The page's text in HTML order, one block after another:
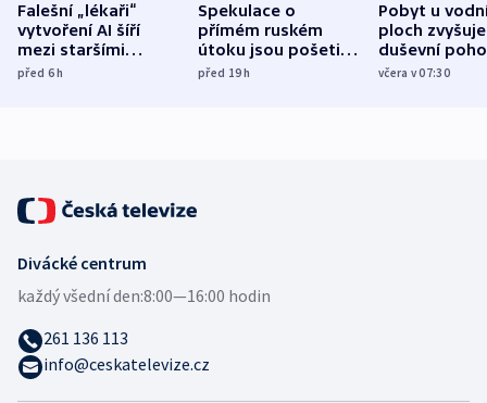
Falešní „lékaři“
vytvoření AI šíří
mezi staršími
Poláky nebezpečné
před 6h
Spekulace o
přímém ruském
útoku jsou pošetilé,
míní estonský
před 19h
Pobyt u
ploch zvyšuje
duševní
ukázala
včera v 07:30
Divácké centrum
každý všední den:8:00—16:00 hodin
261 136 113
info@ceskatelevize.cz